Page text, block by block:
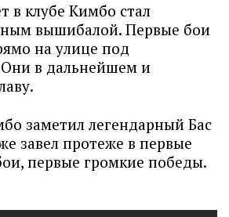
в клубе Кимбо стал
вышибалой. Первые бои
на улице под
в дальнейшем и
заметил легендарный Бас
завел протеже в первые
первые громкие победы.